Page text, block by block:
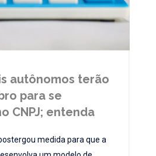
autônomos terão
para se
CNPJ; entenda
medida para que a